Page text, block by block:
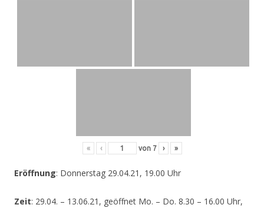
« ‹ von 7 › »
Eröffnung: Donnerstag 29.04.21, 19.00 Uhr
Zeit: 29.04. – 13.06.21, geöffnet Mo. – Do. 8.30 – 16.00 Uhr,